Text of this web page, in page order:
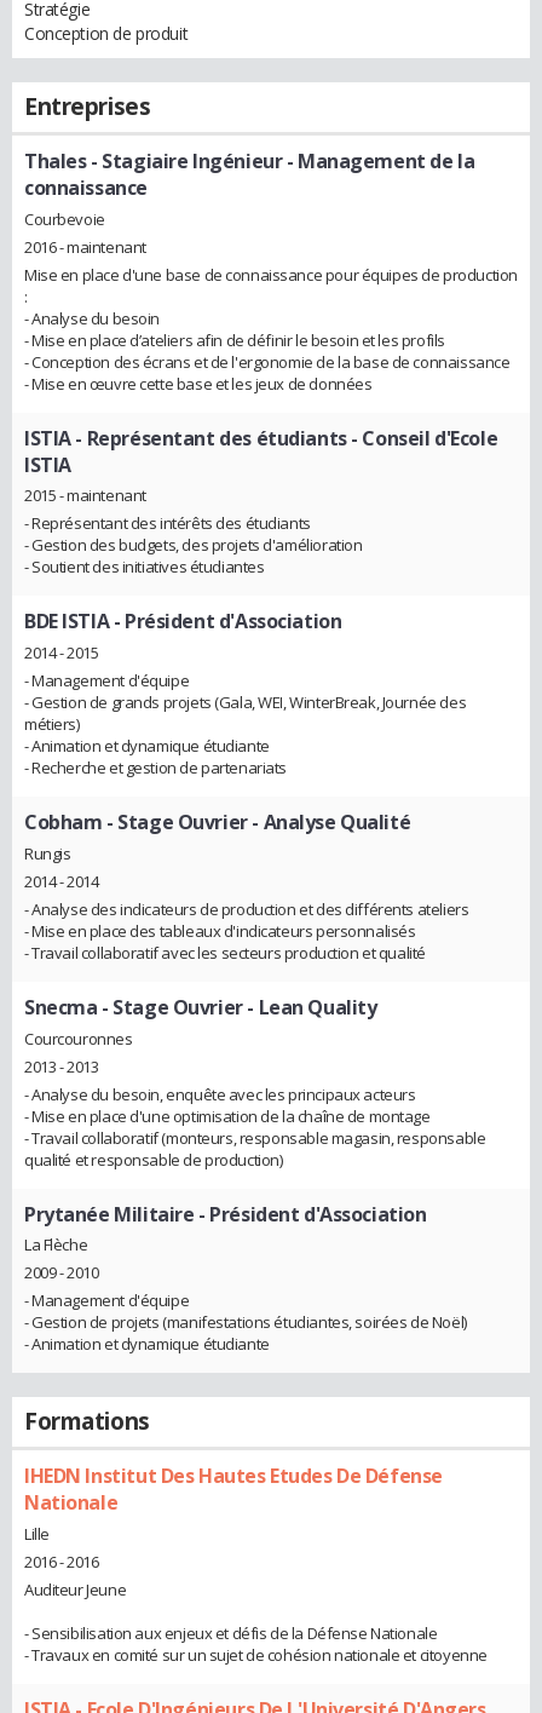
Stratégie
Conception de produit
Entreprises
Thales- Stagiaire Ingénieur - Management de la
connaissance
Courbevoie
2016 - maintenant
Mise en place d'une base de connaissance pour équipes de production
:
- Analyse du besoin
- Mise en place d’ateliers afin de définir le besoin et les profils
- Conception des écrans et de l'ergonomie de la base de connaissance
- Mise en œuvre cette base et les jeux de données
ISTIA- Représentant des étudiants - Conseil d'Ecole
ISTIA
2015 - maintenant
- Représentant des intérêts des étudiants
- Gestion des budgets, des projets d'amélioration
- Soutient des initiatives étudiantes
BDE ISTIA- Président d'Association
2014 - 2015
- Management d'équipe
- Gestion de grands projets (Gala, WEI, WinterBreak, Journée des
métiers)
- Animation et dynamique étudiante
- Recherche et gestion de partenariats
Cobham - Stage Ouvrier - Analyse Qualité
Rungis
2014 - 2014
- Analyse des indicateurs de production et des différents ateliers
- Mise en place des tableaux d'indicateurs personnalisés
- Travail collaboratif avec les secteurs production et qualité
Snecma - Stage Ouvrier - Lean Quality
Courcouronnes
2013 - 2013
- Analyse du besoin, enquête avec les principaux acteurs
- Mise en place d'une optimisation de la chaîne de montage
- Travail collaboratif (monteurs, responsable magasin, responsable
qualité et responsable de production)
Prytanée Militaire - Président d'Association
La Flèche
2009 - 2010
- Management d'équipe
- Gestion de projets (manifestations étudiantes, soirées de Noël)
- Animation et dynamique étudiante
Formations
IHEDN Institut Des Hautes Etudes De Défense
Nationale
Lille
2016 - 2016
Auditeur Jeune
- Sensibilisation aux enjeux et défis de la Défense Nationale
- Travaux en comité sur un sujet de cohésion nationale et citoyenne